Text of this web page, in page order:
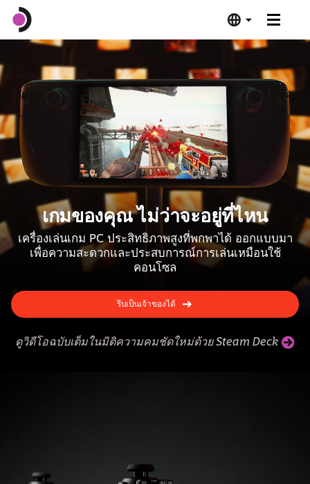
Steam Deck LCD
แท่นเชื่อมต่อ
ซอฟต์แวร์
Deck Verified
ข้อมูลจำเพาะด้านเทคนิค
ซื้อเลย
เกมของคุณ ไม่ว่าจะอยู่ที่ไหน
เครื่องเล่นเกม PC ประสิทธิภาพสูงที่พกพาได้ ออกแบบมา
เพื่อความสะดวกและประสบการณ์การเล่นเหมือนใช้
คอนโซล
รีบเป็นเจ้าของได้
ดูวิดีโอฉบับเต็มในมิติความคมชัดใหม่ด้วย Steam Deck